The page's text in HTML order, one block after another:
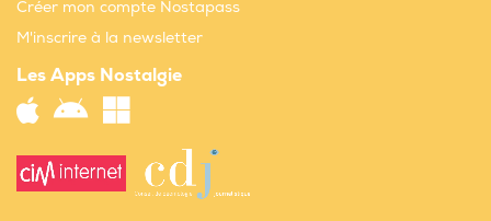
Créer mon compte Nostapass
M'inscrire à la newsletter
Les Apps Nostalgie